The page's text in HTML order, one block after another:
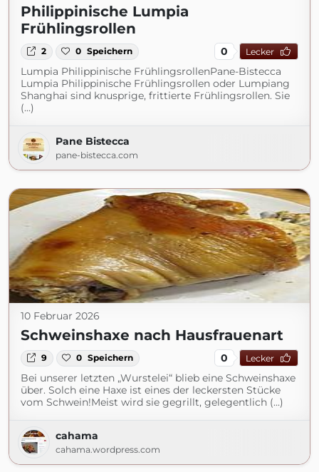
Philippinische Lumpia
Frühlingsrollen
2 0 Speichern 0 Lecker
Lumpia Philippinische FrühlingsrollenPane-Bistecca
Lumpia Philippinische Frühlingsrollen oder Lumpiang
Shanghai sind knusprige, frittierte Frühlingsrollen. Sie
(...)
Pane Bistecca
pane-bistecca.com
10 Februar 2026
Schweinshaxe nach Hausfrauenart
9 0 Speichern 0 Lecker
Bei unserer letzten „Wurstelei“ blieb eine Schweinshaxe
über. Solch eine Haxe ist eines der leckersten Stücke
vom Schwein!Meist wird sie gegrillt, gelegentlich (...)
cahama
cahama.wordpress.com